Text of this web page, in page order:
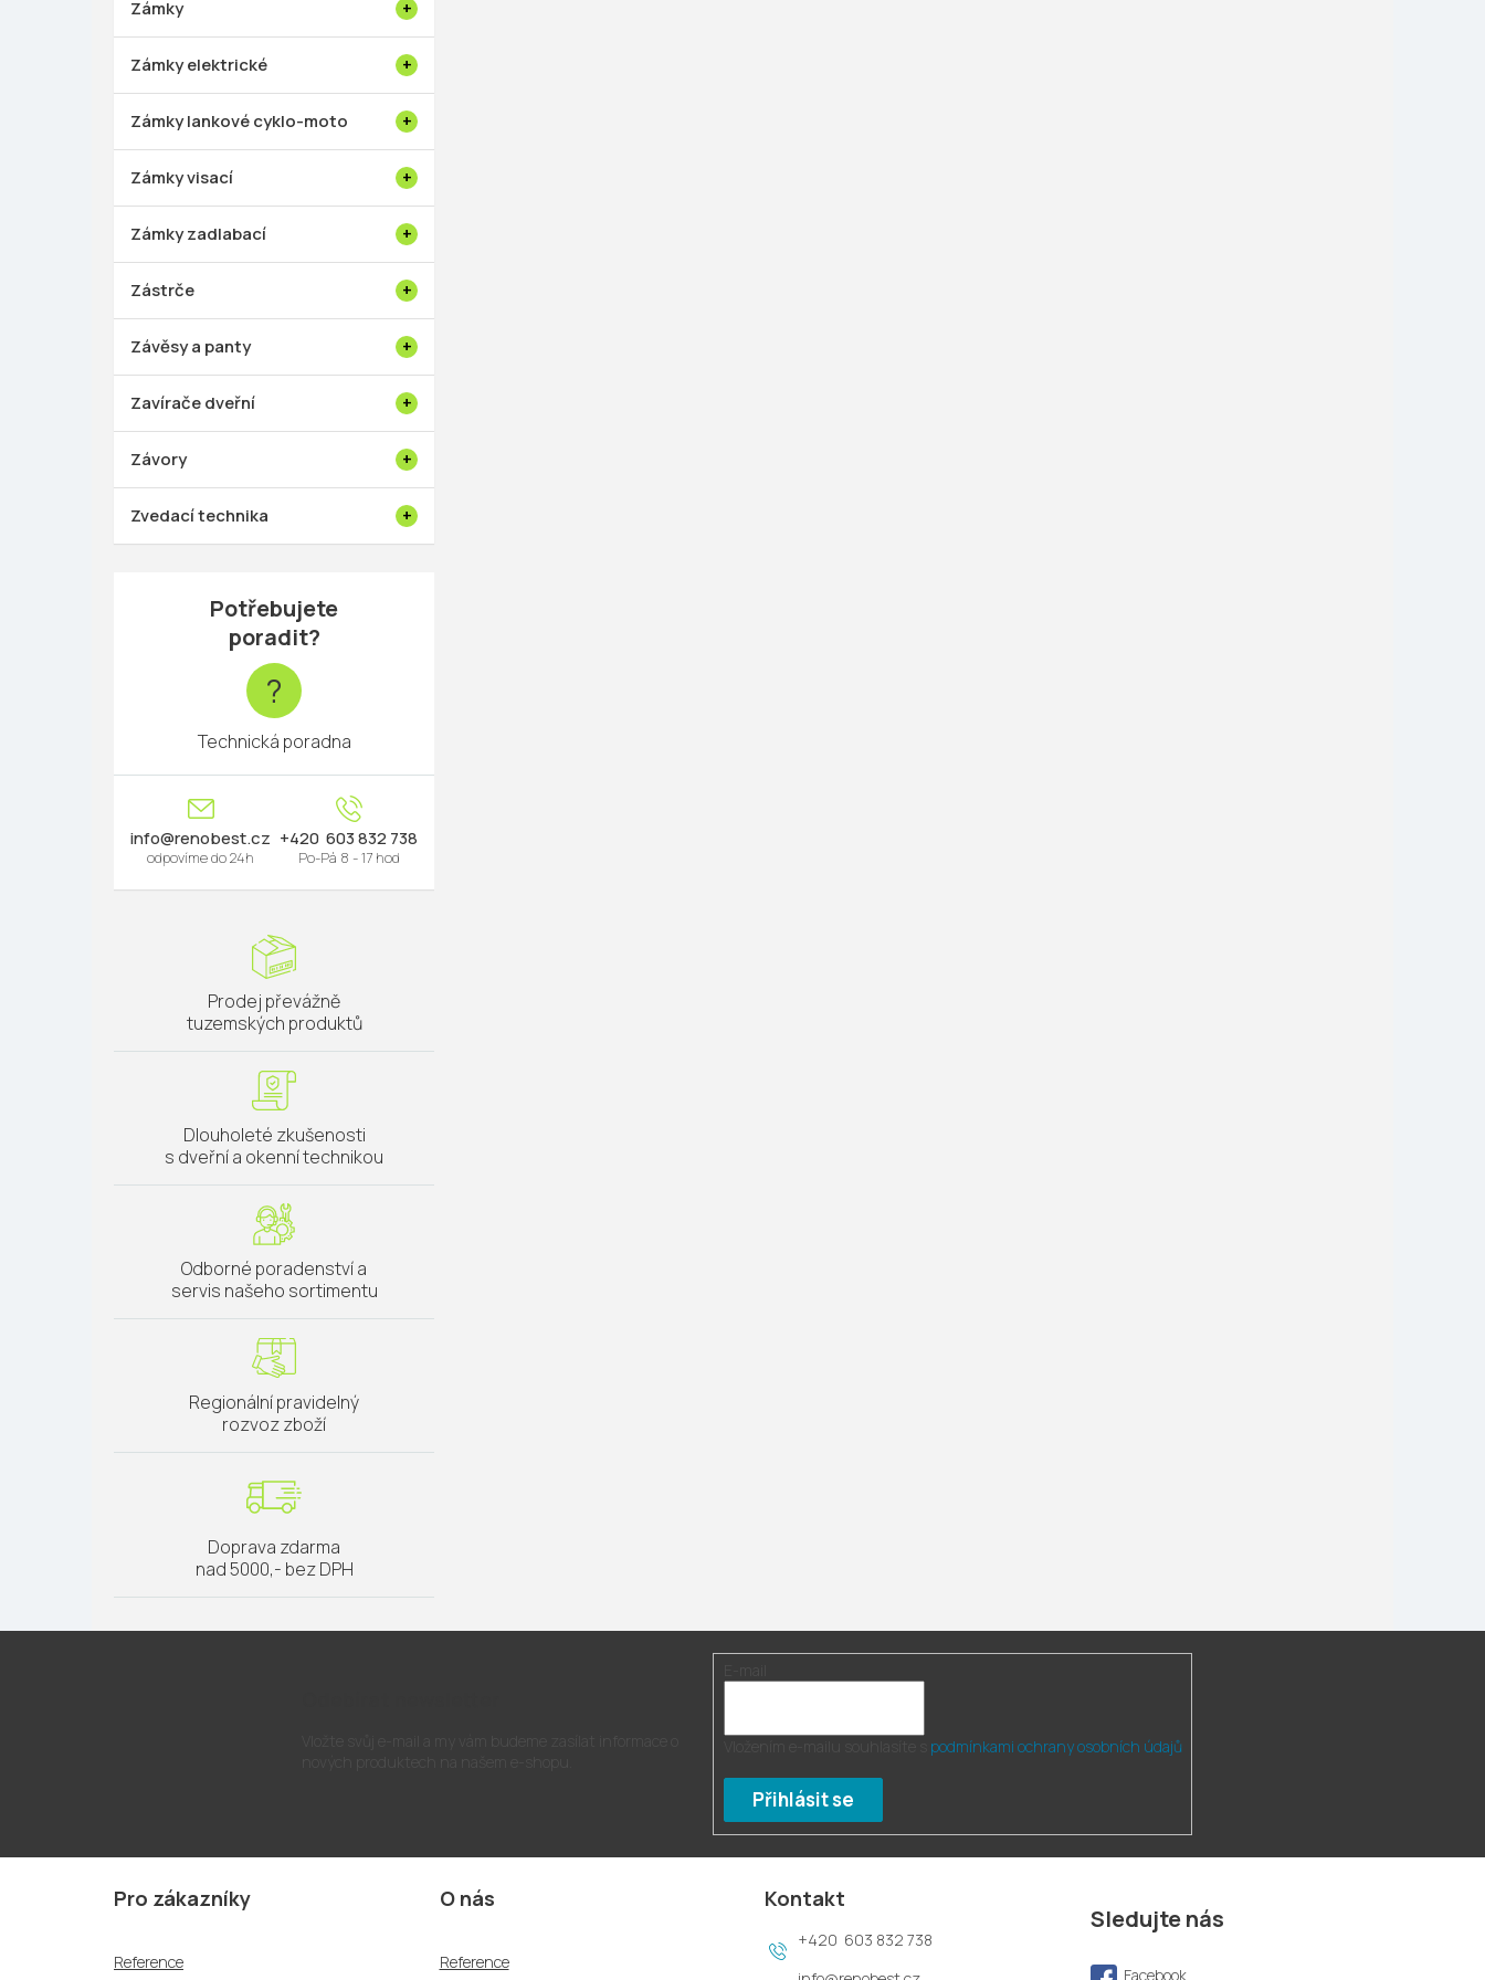
Zámky
Zámky elektrické
Zámky lankové cyklo-moto
Zámky visací
Zámky zadlabací
Zástrče
Závěsy a panty
Zavírače dveřní
Závory
Zvedací technika
Potřebujete
poradit?
?
Technická poradna
info@renobest.cz 603 832 738
Prodej převážně
tuzemských produktů
Dlouholeté zkušenosti
s dveřní a okenní technikou
Odborné poradenství a
servis našeho sortimentu
Regionální pravidelný
rozvoz zboží
Doprava zdarma
nad 5000,- bez DPH
podmínkami ochrany osobních údajů
Přihlásit se
Z
Pro zákazníky
Reference
O nás
Reference
Kontakt
603 832 738
Sledujte nás
Facebook